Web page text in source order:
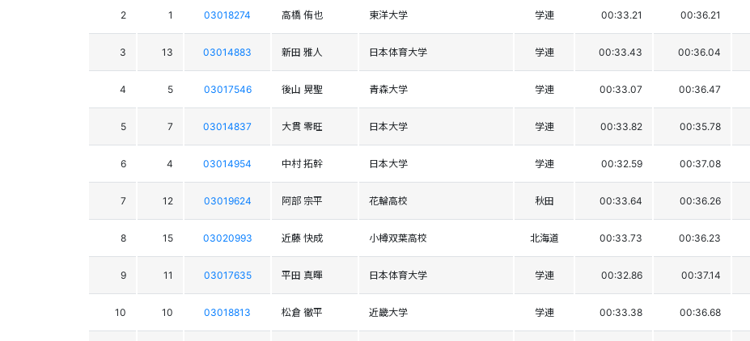
2 1 03018274 高橋 侑也 東洋大学 学連 00:33.21 00:36.21
3 13 03014883 新田 雅人 日本体育大学 学連 00:33.43 00:36.04
4 5 03017546 後山 晃聖 青森大学 学連 00:33.07 00:36.47
5 7 03014837 大貫 零旺 日本大学 学連 00:33.82 00:35.78
6 4 03014954 中村 拓幹 日本大学 学連 00:32.59 00:37.08
7 12 03019624 阿部 宗平 花輪高校 秋田 00:33.64 00:36.26
8 15 03020993 近藤 快成 小樽双葉高校 北海道 00:33.73 00:36.23
9 11 03017635 平田 真暉 日本体育大学 学連 00:32.86 00:37.14
10 10 03018813 松倉 徹平 近畿大学 学連 00:33.38 00:36.68